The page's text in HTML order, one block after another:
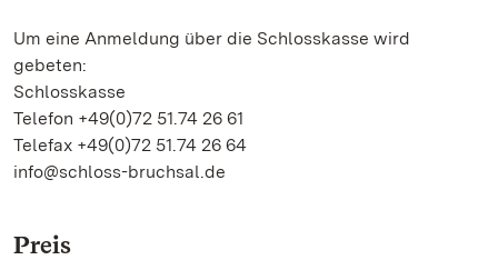
Um eine Anmeldung über die Schlosskasse wird
gebeten:
Schlosskasse
Telefon +49(0)72 51.74 26 61
Telefax +49(0)72 51.74 26 64
info@schloss-bruchsal.de
Preis